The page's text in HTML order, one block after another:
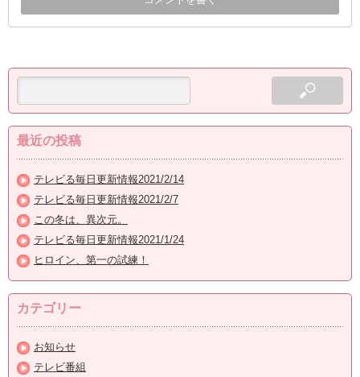
最近の投稿
テレビる毎日更新情報2021/2/14
テレビる毎日更新情報2021/2/7
この冬は、異次元。
テレビる毎日更新情報2021/1/24
ヒロイン、第一の試練！
カテゴリー
お知らせ
テレビ番組